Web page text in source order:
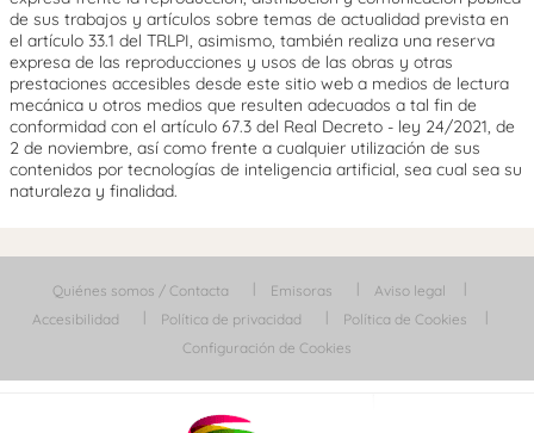
de sus trabajos y artículos sobre temas de actualidad prevista en
el artículo 33.1 del TRLPI, asimismo, también realiza una reserva
expresa de las reproducciones y usos de las obras y otras
prestaciones accesibles desde este sitio web a medios de lectura
mecánica u otros medios que resulten adecuados a tal fin de
conformidad con el artículo 67.3 del Real Decreto - ley 24/2021, de
2 de noviembre, así como frente a cualquier utilización de sus
contenidos por tecnologías de inteligencia artificial, sea cual sea su
naturaleza y finalidad.
Quiénes somos / Contacta Emisoras
Aviso legal
Accesibilidad
Política de privacidad
Política de Cookies
Configuración de Cookies